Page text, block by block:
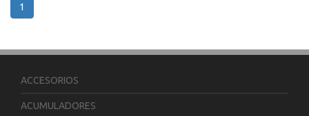
1
ACCESORIOS
ACUMULADORES